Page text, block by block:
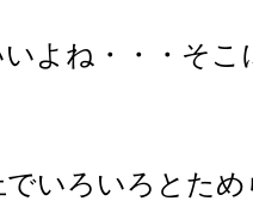
よね・・・そこ
いろいろとた